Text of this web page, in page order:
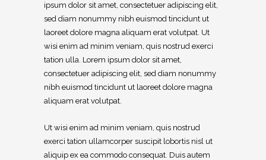
ipsum dolor sit amet, consectetuer adipiscing elit,
sed diam nonummy nibh euismod tincidunt ut
laoreet dolore magna aliquam erat volutpat. Ut
wisi enim ad minim veniam, quis nostrud exerci
tation ulla. Lorem ipsum dolor sit amet,
consectetuer adipiscing elit, sed diam nonummy
nibh euismod tincidunt ut laoreet dolore magna
aliquam erat volutpat.
Ut wisi enim ad minim veniam, quis nostrud
exerci tation ullamcorper suscipit lobortis nisl ut
aliquip ex ea commodo consequat. Duis autem